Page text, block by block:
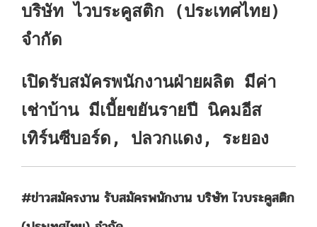
บริษัท ไวบระคูสติก (ประเทศไทย)
จำกัด
เปิดรับสมัครพนักงานฝ่ายผลิต มีค่า
เช่าบ้าน มีเบี้ยขยันรายปี นิคมอีส
เทิร์นซีบอร์ด, ปลวกแดง, ระยอง
#ข่าวสมัครงาน รับสมัครพนักงาน บริษัท ไวบระคูสติก